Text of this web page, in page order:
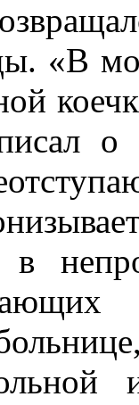
«В
о
в